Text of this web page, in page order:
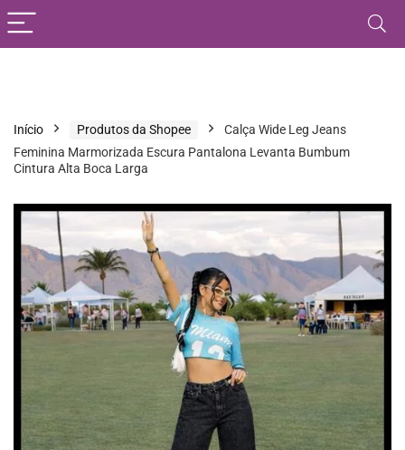
Início Produtos da Shopee
Calça Wide Leg Jeans
Feminina Marmorizada Escura Pantalona Levanta Bumbum
Cintura Alta Boca Larga